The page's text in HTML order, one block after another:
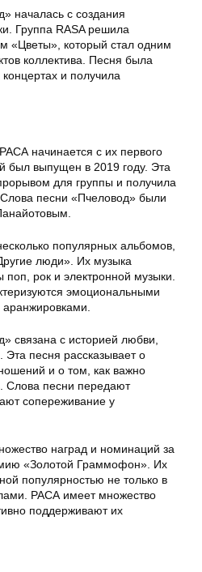
началась с создания
Группа RASA решила
«Цветы», который стал одним
коллектива. Песня была
и получила
начинается с их первого
был выпущен в 2019 году. Эта
для группы и получила
песни «Пчеловод» были
популярных альбомов,
люди». Их музыка
поп, рок и электронной музыки.
эмоциональными
связана с историей любви,
Эта песня рассказывает о
и о том, как важно
Слова песни передают
сопереживание у
наград и номинаций за
«Золотой Граммофон». Их
популярностью не только в
РАСА имеет множество
поддерживают их